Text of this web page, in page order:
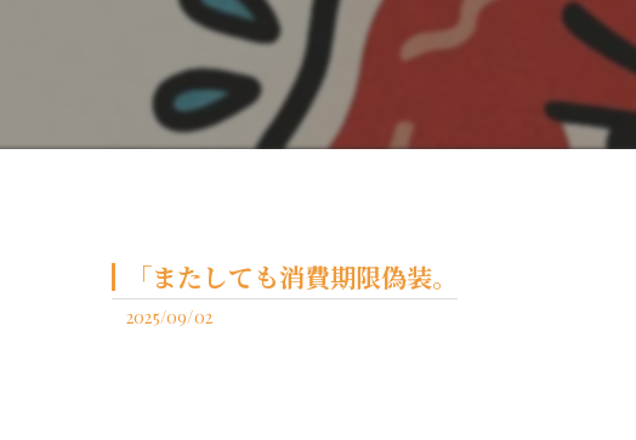
「またしても消費期限偽装。
2025/09/02